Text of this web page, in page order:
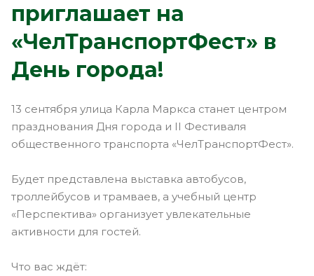
приглашает на
«ЧелТранспортФест» в
День города!
13 сентября улица Карла Маркса станет центром
празднования Дня города и II Фестиваля
общественного транспорта «ЧелТранспортФест».
Будет представлена выставка автобусов,
троллейбусов и трамваев, а учебный центр
«Перспектива» организует увлекательные
активности для гостей.
Что вас ждёт: